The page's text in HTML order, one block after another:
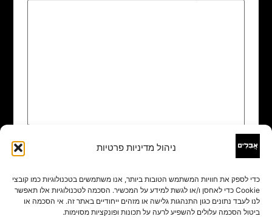
ניהול מדיניות פרטיות
כדי לספק את חוויות המשתמש הטובות ביותר, אנו משתמשים בטכנולוגיות כמו קובצי
Cookie כדי לאחסן ו/או לגשת למידע על המכשיר. הסכמה לטכנולוגיות אלו תאפשר
לנו לעבד נתונים כגון התנהגות גלישה או מזהים ייחודיים באתר זה. אי הסכמה או
ביטול הסכמה עלולים להשפיע לרעה על תכונות ופונקציות מסוימות.
שם
אימייל*